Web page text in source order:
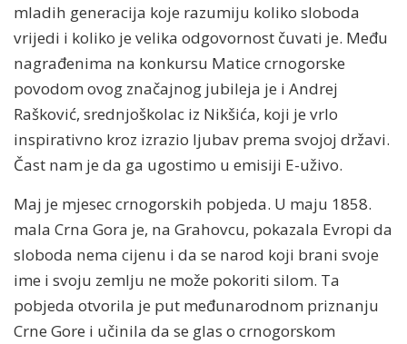
mladih generacija koje razumiju koliko sloboda
vrijedi i koliko je velika odgovornost čuvati je. Među
nagrađenima na konkursu Matice crnogorske
povodom ovog značajnog jubileja je i Andrej
Rašković, srednjoškolac iz Nikšića, koji je vrlo
inspirativno kroz izrazio ljubav prema svojoj državi.
Čast nam je da ga ugostimo u emisiji E-uživo.
Maj je mjesec crnogorskih pobjeda. U maju 1858.
mala Crna Gora je, na Grahovcu, pokazala Evropi da
sloboda nema cijenu i da se narod koji brani svoje
ime i svoju zemlju ne može pokoriti silom. Ta
pobjeda otvorila je put međunarodnom priznanju
Crne Gore i učinila da se glas o crnogorskom